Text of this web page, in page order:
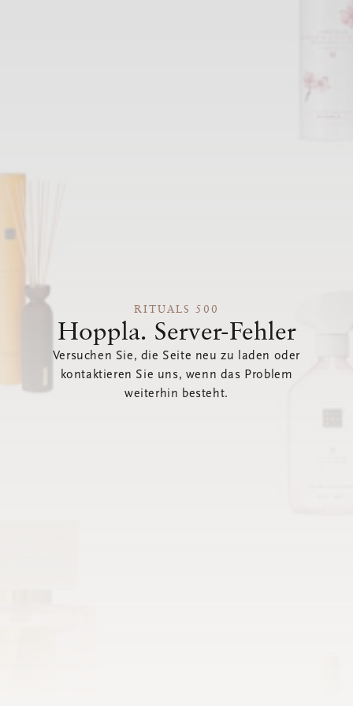
RITUALS 500
Hoppla. Server-Fehler
Versuchen Sie, die Seite neu zu laden oder
kontaktieren Sie uns, wenn das Problem
weiterhin besteht.